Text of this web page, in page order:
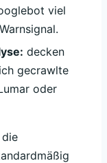
viel
decken
gecrawlte
oder